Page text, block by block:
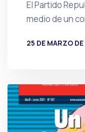
El Partido
medio de un
25 DE MARZO